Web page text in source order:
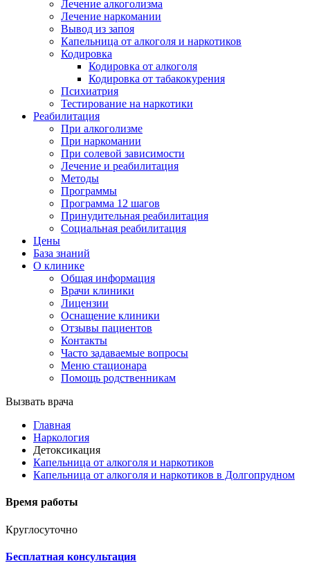
Лечение алкоголизма
Лечение наркомании
Вывод из запоя
Капельница от алкоголя и наркотиков
Кодировка
Кодировка от алкоголя
Кодировка от табакокурения
Психиатрия
Тестирование на наркотики
Реабилитация
При алкоголизме
При наркомании
При солевой зависимости
Лечение и реабилитация
Методы
Программы
Программа 12 шагов
Принудительная реабилитация
Социальная реабилитация
Цены
База знаний
О клинике
Общая информация
Врачи клиники
Лицензии
Оснащение клиники
Отзывы пациентов
Контакты
Часто задаваемые вопросы
Меню стационара
Помощь родственникам
Вызвать врача
Главная
Наркология
Детоксикация
Капельница от алкоголя и наркотиков
Капельница от алкоголя и наркотиков в Долгопрудном
Время работы
Круглосуточно
Бесплатная консультация